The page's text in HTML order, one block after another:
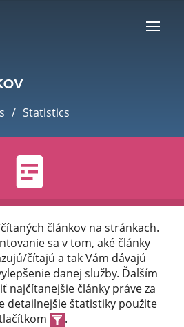
Statistics
článkov na stránkach.
sa v tom, aké články
čítajú a tak Vám dávajú
danej služby. Ďalším
najčítanejšie články práve za
detailnejšie štatistiky použite
.